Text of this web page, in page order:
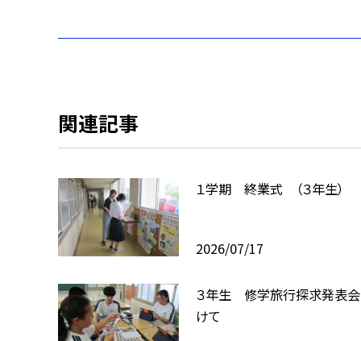
関連記事
１学期 終業式 （３年生）
2026/07/17
３年生 修学旅行探求発表
けて